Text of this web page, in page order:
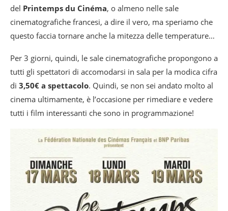
del Printemps du Cinéma, o almeno nelle sale
cinematografiche francesi, a dire il vero, ma speriamo che
questo faccia tornare anche la mitezza delle temperature…
Per 3 giorni, quindi, le sale cinematografiche propongono a
tutti gli spettatori di accomodarsi in sala per la modica cifra
di 3,50€ a spettacolo. Quindi, se non sei andato molto al
cinema ultimamente, è l’occasione per rimediare e vedere
tutti i film interessanti che sono in programmazione!